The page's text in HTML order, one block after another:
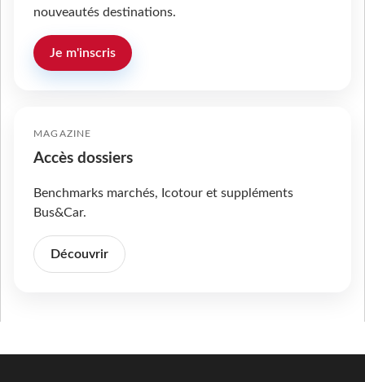
nouveautés destinations.
Je m'inscris
MAGAZINE
Accès dossiers
Benchmarks marchés, Icotour et suppléments
Bus&Car.
Découvrir